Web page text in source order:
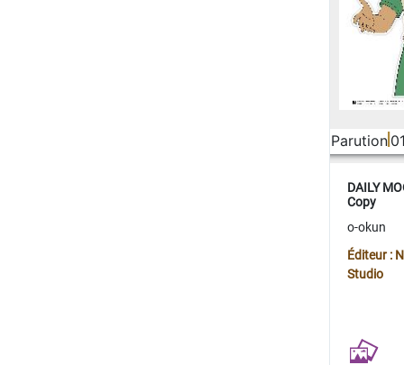
Parution
DAILY
Copy
o-okun
Éditeur :
Studio